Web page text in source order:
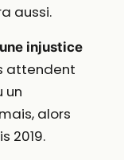
aussi.
injustice
attendent
un
alors
2019.